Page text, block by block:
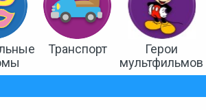
Транспорт
Герои
мультфильмов